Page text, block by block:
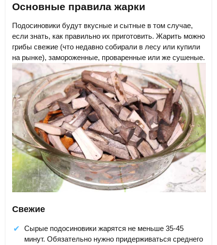
Основные правила жарки
Подосиновики будут вкусные и сытные в том случае,
если знать, как правильно их приготовить. Жарить можно
грибы свежие (что недавно собирали в лесу или купили
на рынке), замороженные, проваренные или же сушеные.
Свежие
Сырые подосиновики жарятся не меньше 35-45
минут. Обязательно нужно придерживаться среднего